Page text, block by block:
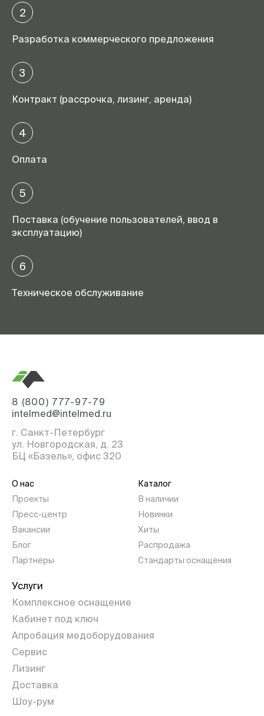
2
Разработка коммерческого предложения
3
Контракт (рассрочка, лизинг, аренда)
4
Оплата
5
Поставка (обучение пользователей, ввод в
эксплуатацию)
6
Техническое обслуживание
8 (800) 777-97-79
intelmed@intelmed.ru
г. Санкт-Петербург
ул. Новгородская, д. 23
БЦ «Базель», офис 320
О нас
Проекты
Пресс-центр
Вакансии
Блог
Партнеры
Каталог
В наличии
Новинки
Хиты
Распродажа
Стандарты оснащения
Услуги
Комплексное оснащение
Кабинет под ключ
Апробация медоборудования
Сервис
Лизинг
Доставка
Шоу-рум